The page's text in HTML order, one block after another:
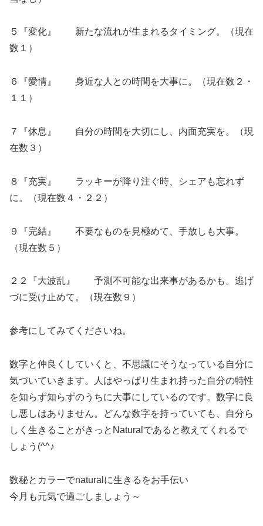
５『変化』 新たな流れが生まれるタイミング。（現在
数１）
６『愛情』 身近な人との時間を大事に。（現在数２・
１１）
７『休息』 自分の時間を大切にし、内面充実を。（現
在数３）
８『充実』 ラッキーが降り注ぐ時、シェアも忘れず
に。（現在数４・２２）
９『完結』 不要なものを見極めて、手放しも大事。
（現在数５）
２２『大波乱』 予測不可能な出来事があるかも。逃げ
づに受け止めて。（現在数９）
参考にしてみてくださいね。
数字と仲良くしていくと、不思議にそうなっている自分に
気づいていきます。人はやっぱり生まれ持った自分の特性
を知らず知らずのうちに大事にしているのです。数字に良
し悪しはありません。どんな数字を持っていても、自分ら
しく生きることがきっとNaturalであると教えてくれるで
しょう(^^♪
数秘とカラーでnaturalに生きるをお手伝い
今月も元気で過ごしましょう～